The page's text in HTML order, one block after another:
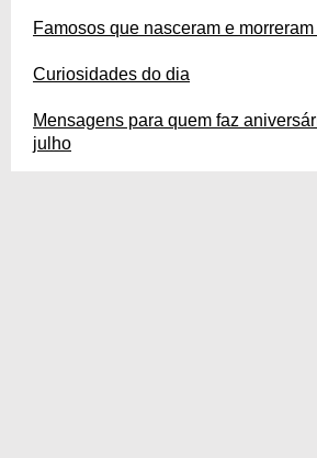
Famosos que nasceram e
Curiosidades do dia
Mensagens para quem faz
julho